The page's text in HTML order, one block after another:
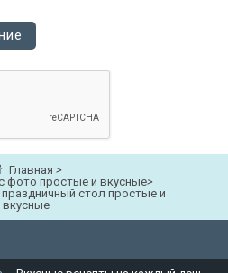
Главная >
фото простые и вкусные>
стол простые и
вкусные